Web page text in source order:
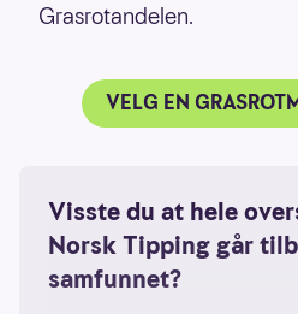
Grasrotandelen.
VELG EN
Visste du at hele
Norsk Tipping går
samfunnet?